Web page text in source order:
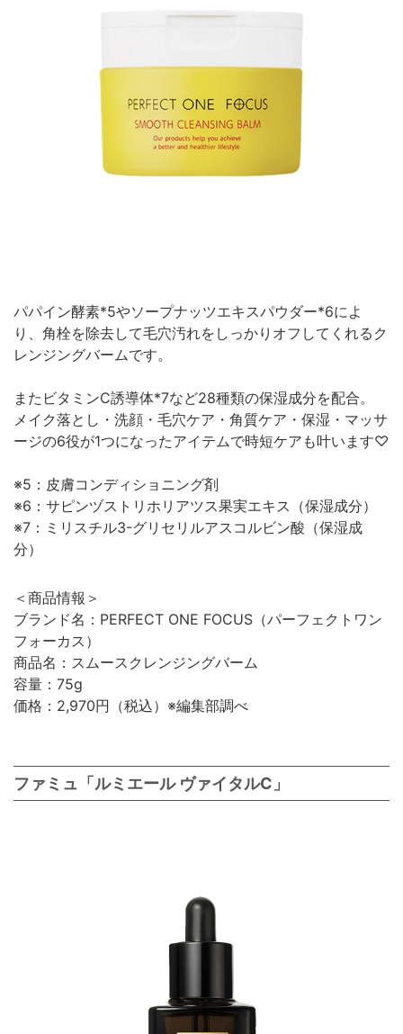
パパイン酵素*5やソープナッツエキスパウダー*6によ
り、角栓を除去して毛穴汚れをしっかりオフしてくれるク
レンジングバームです。
またビタミンC誘導体*7など28種類の保湿成分を配合。
メイク落とし・洗顔・毛穴ケア・角質ケア・保湿・マッサ
ージの6役が1つになったアイテムで時短ケアも叶います♡
※5：皮膚コンディショニング剤
※6：サピンヅストリホリアツス果実エキス（保湿成分）
※7：ミリスチル3-グリセリルアスコルビン酸（保湿成
分）
＜商品情報＞
ブランド名：PERFECT ONE FOCUS（パーフェクトワン
フォーカス）
商品名：スムースクレンジングバーム
容量：75g
価格：2,970円（税込）※編集部調べ
ファミュ「ルミエール ヴァイタルC」